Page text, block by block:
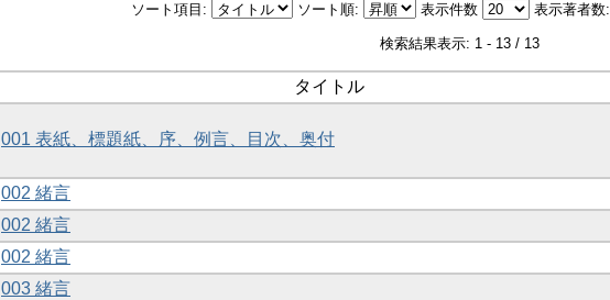
ソート項目: ソート順: 表示件数 表示著者数:
検索結果表示: 1 - 13 / 13
タイトル
001 表紙、標題紙、序、例言、目次、奥付
002 緒言
002 緒言
002 緒言
003 緒言